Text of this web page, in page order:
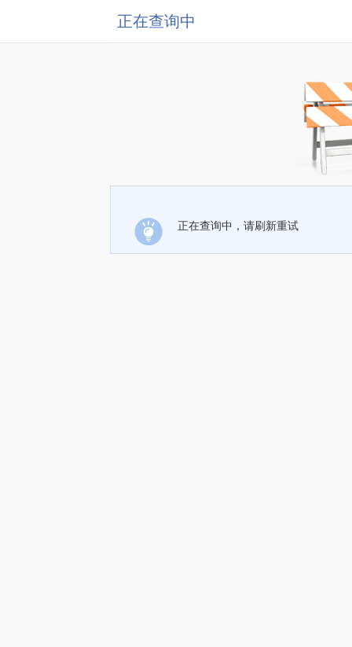
正在查询中
正在查询中，请刷新重试